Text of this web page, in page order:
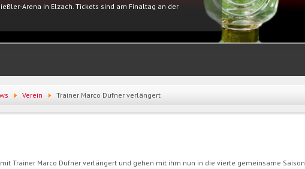
Arena in Elzach. Tickets sind am Finaltag an der
Verein Trainer Marco Dufner verlängert
Trainer Marco Dufner verlängert und gehen mit ihm nun in die vierte gemeinsame Saison.